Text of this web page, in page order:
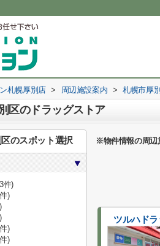
札幌厚別店 > 周辺施設案内 > 札幌市厚
区のドラッグストア
※物件情報の周辺
ツルハド
のスポット選択
件)
)
)
)